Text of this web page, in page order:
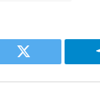
Twitter